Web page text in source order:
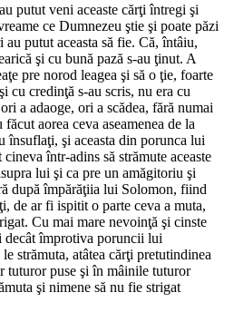
putut veni aceaste cărţi întregi şi
ce Dumnezeu ştie şi poate păzi
putut aceasta să fie. Că, întâiu,
şi cu bună pază s-au ţinut. A
pre norod leagea şi să o ţie, foarte
cu credinţă s-au scris, nu era cu
a adaoge, ori a scădea, fără numai
aorea ceva aseamenea de la
însuflaţi, şi aceasta din porunca lui
într-adins să strămute aceaste
lui şi ca pre un amăgitoriu şi
după împărăţiia lui Solomon, fiind
de ar fi ispitit o parte ceva a muta,
Cu mai mare nevoinţă şi cinste
împrotiva poruncii lui
strămuta, atâtea cărţi pretutindinea
tuturor puse şi în mâinile tuturor
şi nimene să nu fie strigat